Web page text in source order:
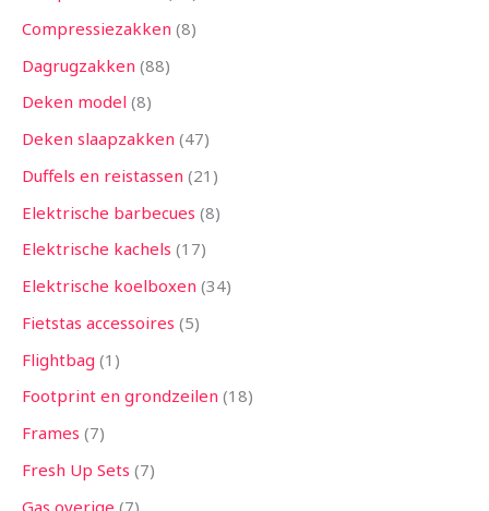
Compressiezakken 8
Dagrugzakken 88
Deken model 8
Deken slaapzakken 47
Duffels en reistassen 21
Elektrische barbecues 8
Elektrische kachels 17
Elektrische koelboxen 34
Fietstas accessoires 5
Flightbag 1
Footprint en grondzeilen 18
Frames 7
Fresh Up Sets 7
Gas overige 7